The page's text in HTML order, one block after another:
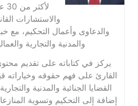
والاستشارات
والدعاوى وأعمال التحكيم، مع
والمدنية والتجارية
يركز في كتاباته على تقديم
القارئ على فهم حقوقه وخياراته
القضايا الجنائية والمدنية
إضافة إلى التحكيم وتسوية